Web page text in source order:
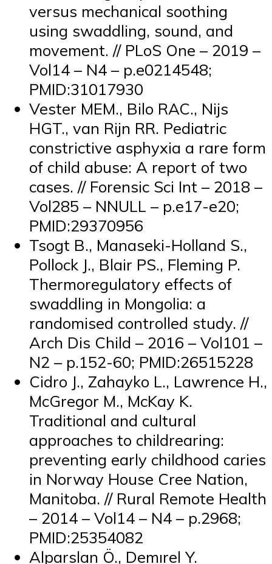
versus mechanical soothing
using swaddling, sound, and
movement. // PLoS One – 2019 –
Vol14 – N4 – p.e0214548;
PMID:31017930
Vester MEM., Bilo RAC., Nijs
HGT., van Rijn RR. Pediatric
constrictive asphyxia a rare form
of child abuse: A report of two
cases. // Forensic Sci Int – 2018 –
Vol285 – NNULL – p.e17-e20;
PMID:29370956
Tsogt B., Manaseki-Holland S.,
Pollock J., Blair PS., Fleming P.
Thermoregulatory effects of
swaddling in Mongolia: a
randomised controlled study. //
Arch Dis Child – 2016 – Vol101 –
N2 – p.152-60; PMID:26515228
Cidro J., Zahayko L., Lawrence H.,
McGregor M., McKay K.
Traditional and cultural
approaches to childrearing:
preventing early childhood caries
in Norway House Cree Nation,
Manitoba. // Rural Remote Health
– 2014 – Vol14 – N4 – p.2968;
PMID:25354082
Alparslan Ö., Demırel Y.